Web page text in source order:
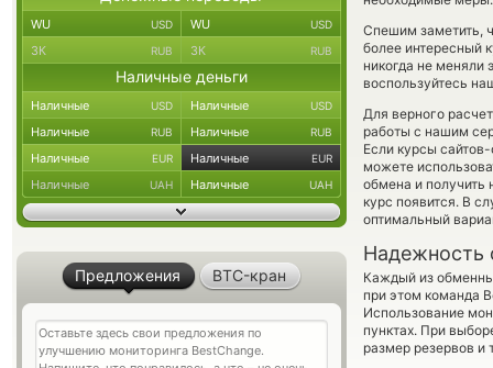
Спешим заметить,
более интересный
никогда не меняли
воспользуйтесь
Для верного
работы с нашим
Если курсы
можете
обмена и получить
курс появится. В
оптимальный
Надежность
Каждый из
при этом команда
Использование
пунктах. При
размер резервов и
WU USD WU USD
ЗК RUB ЗК RUB
Наличные деньги
Наличные USD Наличные USD
Наличные RUB Наличные RUB
Наличные EUR Наличные EUR
Наличные UAH Наличные UAH
Предложения BTC-кран